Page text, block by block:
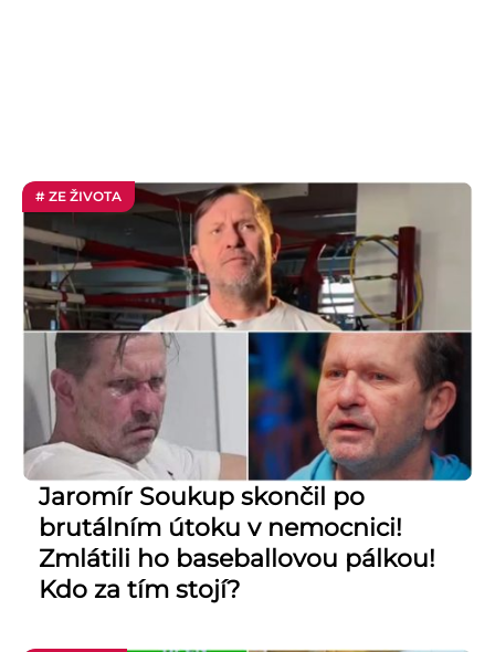
# ZE ŽIVOTA
Jaromír Soukup skončil po
brutálním útoku v nemocnici!
Zmlátili ho baseballovou pálkou!
Kdo za tím stojí?